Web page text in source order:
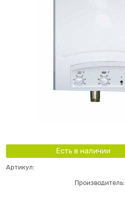
Есть в наличии
Артикул:
Производитель: